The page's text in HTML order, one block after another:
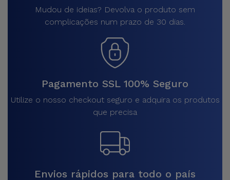
Mudou de ideias? Devolva o produto sem
complicações num prazo de 30 dias.
Pagamento SSL 100% Seguro
Utilize o nosso checkout seguro e adquira os produtos
que precisa
Envios rápidos para todo o país